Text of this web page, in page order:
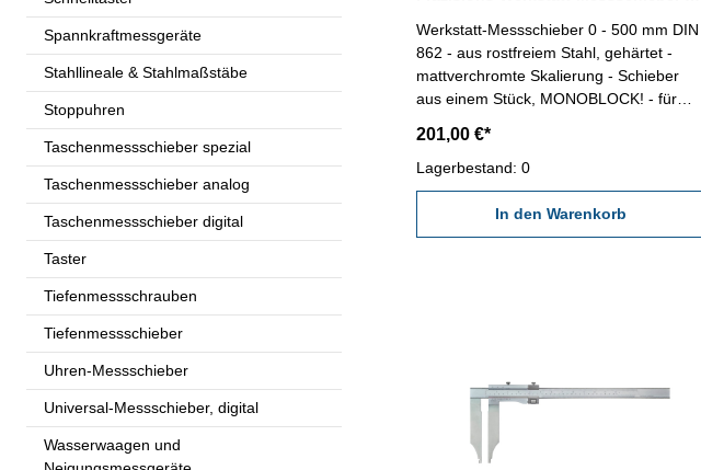
Spannkraftmessgeräte
Stahllineale & Stahlmaßstäbe
Stoppuhren
Taschenmessschieber spezial
Taschenmessschieber analog
Taschenmessschieber digital
Taster
Tiefenmessschrauben
Tiefenmessschieber
Uhren-Messschieber
Universal-Messschieber, digital
Wasserwaagen und
Werkstatt-Messschieber 0 - 500 mm DIN
862 - aus rostfreiem Stahl, gehärtet -
mattverchromte Skalierung - Schieber
aus einem Stück, MONOBLOCK! - für
Feineinstellung - Genauigkeit nach DIN
862 - Ablesung 0,05 mm / 1/128" -
Lieferung im Behältnis/Kasten (dient nur
zum Transport!) Schnabellänge 200 mm
Messbereich 500 mm / 20"
201,00 €*
Lagerbestand: 0
In den Warenkorb